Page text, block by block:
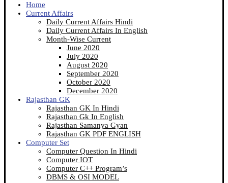
Home
Current Affairs
Daily Current Affairs Hindi
Daily Current Affairs In English
Month-Wise Current
June 2020
July 2020
August 2020
September 2020
October 2020
December 2020
Rajasthan GK
Rajasthan GK In Hindi
Rajasthan Gk In English
Rajasthan Samanya Gyan
Rajasthan GK PDF ENGLISH
Computer Set
Computer Question In Hindi
Computer IOT
Computer C++ Program’s
DBMS & OSI MODEL